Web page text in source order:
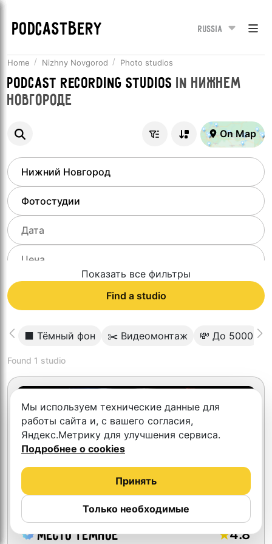
PODCASTBERY Russia
Home Nizhny Novgorod Photo studios
Podcast recording studios in Нижнем
Новгороде
On Map
Показать все фильтры
Find a studio
⬛️ Тёмный фон ✂️ Видеомонтаж 💸 До 5000
Found 1 studio
Место Темное 4.8
Мы используем технические данные для
работы сайта и, с вашего согласия,
Яндекс.Метрику для улучшения сервиса.
Подробнее о cookies
Только необходимые
Принять